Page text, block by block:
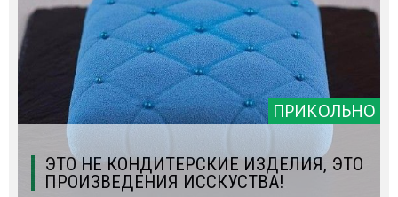
ПРИКОЛЬНО
ЭТО НЕ КОНДИТЕРСКИЕ ИЗДЕЛИЯ, ЭТО
ПРОИЗВЕДЕНИЯ ИССКУСТВА!